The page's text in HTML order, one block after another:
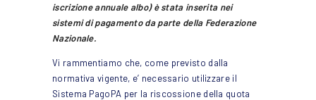
Contattiiscrizione annuale albo) è stata inserita nei
sistemi di pagamento da parte della Federazione
Nazionale.
Vi rammentiamo che, come previsto dalla
normativa vigente, e’ necessario utilizzare il
Sistema PagoPA per la riscossione della quota